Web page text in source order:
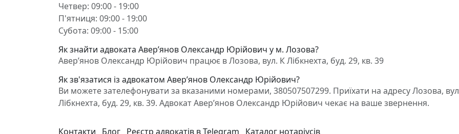
Четвер: 09:00 - 19:00
П'ятниця: 09:00 - 19:00
Субота: 09:00 - 15:00
Як знайти адвоката Авер’янов Олександр Юрійович у м. Лозова?
Авер’янов Олександр Юрійович працює в Лозова, вул. К Лібкнехта, буд. 29, кв. 39
Як зв'язатися із адвокатом Авер’янов Олександр Юрійович?
Ви можете зателефонувати за вказаними номерами, 380507507299. Приїхати на адресу Лозова,
Лібкнехта, буд. 29, кв. 39. Адвокат Авер’янов Олександр Юрійович чекає на ваше звернення.
Контакти Блог Реєстр адвокатів в Telegram Каталог нотаріусів